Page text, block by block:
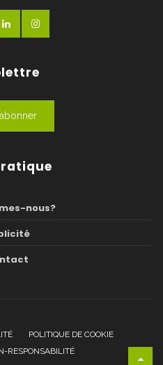
nous?
POLITIQUE DE COOKIE
RESPONSABILITÉ